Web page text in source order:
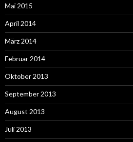
Mai 2015
April 2014
März 2014
Februar 2014
Oktober 2013
September 2013
August 2013
Juli 2013